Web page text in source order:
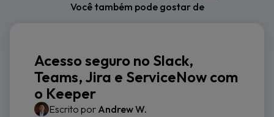
Você também pode gostar de
Acesso seguro no Slack,
Teams, Jira e ServiceNow com
o Keeper
Escrito por Andrew W.